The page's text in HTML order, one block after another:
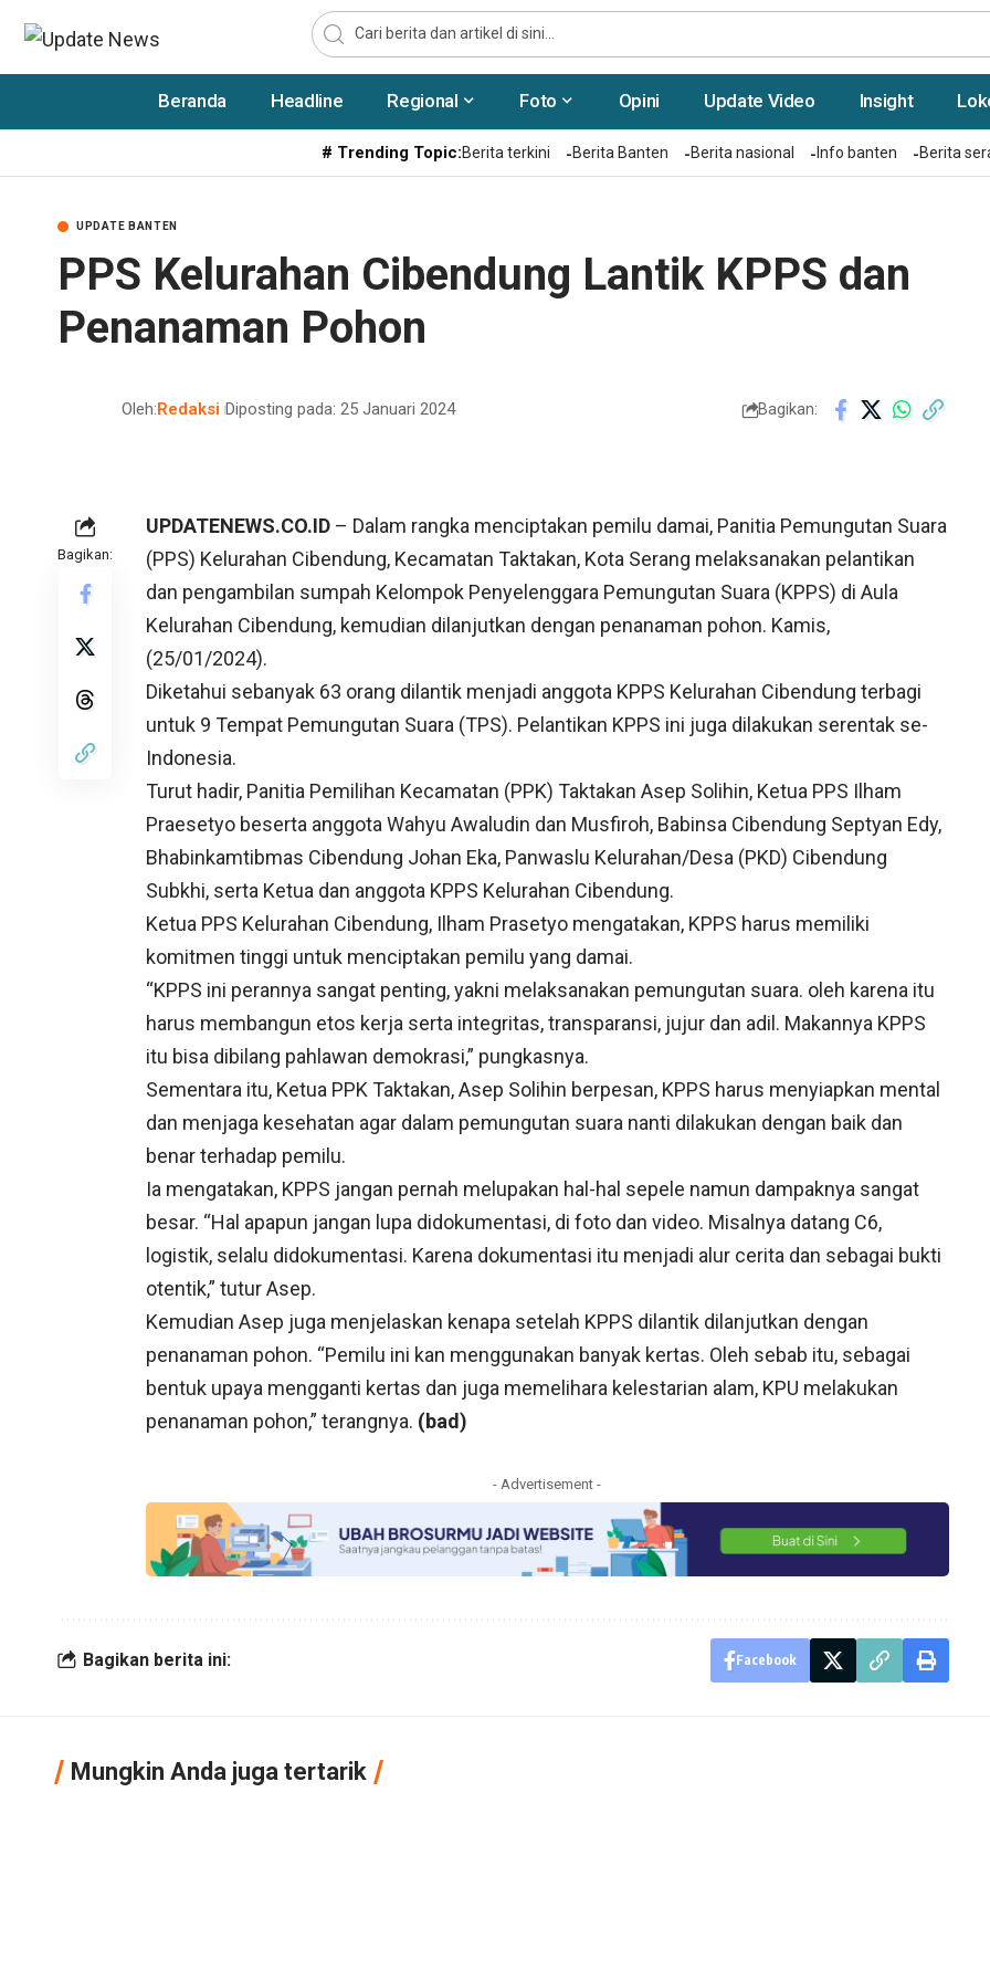
Beranda Headline Regional Foto Opini Update Video Insight
# Trending Topic:Berita terkini Berita Banten Berita nasional Info banten Berita
UPDATE BANTEN
PPS Kelurahan Cibendung Lantik KPPS dan
Penanaman Pohon
Oleh:Redaksi Diposting pada: 25 Januari 2024 Bagikan:
Bagikan:
UPDATENEWS.CO.ID – Dalam rangka menciptakan pemilu damai, Panitia Pemungutan Suara
(PPS) Kelurahan Cibendung, Kecamatan Taktakan, Kota Serang melaksanakan pelantikan
dan pengambilan sumpah Kelompok Penyelenggara Pemungutan Suara (KPPS) di Aula
Kelurahan Cibendung, kemudian dilanjutkan dengan penanaman pohon. Kamis,
(25/01/2024).
Diketahui sebanyak 63 orang dilantik menjadi anggota KPPS Kelurahan Cibendung terbagi
untuk 9 Tempat Pemungutan Suara (TPS). Pelantikan KPPS ini juga dilakukan serentak se-
Indonesia.
Turut hadir, Panitia Pemilihan Kecamatan (PPK) Taktakan Asep Solihin, Ketua PPS Ilham
Praesetyo beserta anggota Wahyu Awaludin dan Musfiroh, Babinsa Cibendung Septyan Edy,
Bhabinkamtibmas Cibendung Johan Eka, Panwaslu Kelurahan/Desa (PKD) Cibendung
Subkhi, serta Ketua dan anggota KPPS Kelurahan Cibendung.
Ketua PPS Kelurahan Cibendung, Ilham Prasetyo mengatakan, KPPS harus memiliki
komitmen tinggi untuk menciptakan pemilu yang damai.
“KPPS ini perannya sangat penting, yakni melaksanakan pemungutan suara. oleh karena itu
harus membangun etos kerja serta integritas, transparansi, jujur dan adil. Makannya KPPS
itu bisa dibilang pahlawan demokrasi,” pungkasnya.
Sementara itu, Ketua PPK Taktakan, Asep Solihin berpesan, KPPS harus menyiapkan mental
dan menjaga kesehatan agar dalam pemungutan suara nanti dilakukan dengan baik dan
benar terhadap pemilu.
Ia mengatakan, KPPS jangan pernah melupakan hal-hal sepele namun dampaknya sangat
besar. “Hal apapun jangan lupa didokumentasi, di foto dan video. Misalnya datang C6,
logistik, selalu didokumentasi. Karena dokumentasi itu menjadi alur cerita dan sebagai bukti
otentik,” tutur Asep.
Kemudian Asep juga menjelaskan kenapa setelah KPPS dilantik dilanjutkan dengan
penanaman pohon. “Pemilu ini kan menggunakan banyak kertas. Oleh sebab itu, sebagai
bentuk upaya mengganti kertas dan juga memelihara kelestarian alam, KPU melakukan
penanaman pohon,” terangnya. (bad)
- Advertisement -
Bagikan berita ini: Facebook
Mungkin Anda juga tertarik